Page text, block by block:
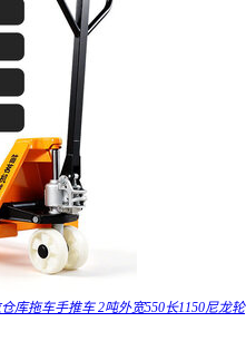
库拖车手推车 2吨外宽550长1150尼龙轮